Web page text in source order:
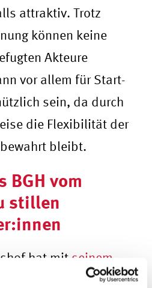
attraktiv. Trotz
können keine
Akteure
vor allem für Start-
sein, da durch
die Flexibilität der
bleibt.
BGH vom
stillen
hat mit seinem
2023 die Frage